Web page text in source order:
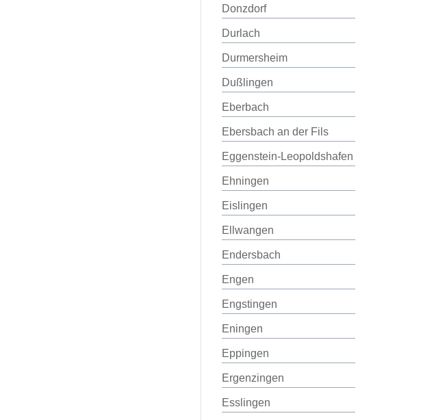
Donzdorf
Durlach
Durmersheim
Dußlingen
Eberbach
Ebersbach an der Fils
Eggenstein-Leopoldshafen
Ehningen
Eislingen
Ellwangen
Endersbach
Engen
Engstingen
Eningen
Eppingen
Ergenzingen
Esslingen